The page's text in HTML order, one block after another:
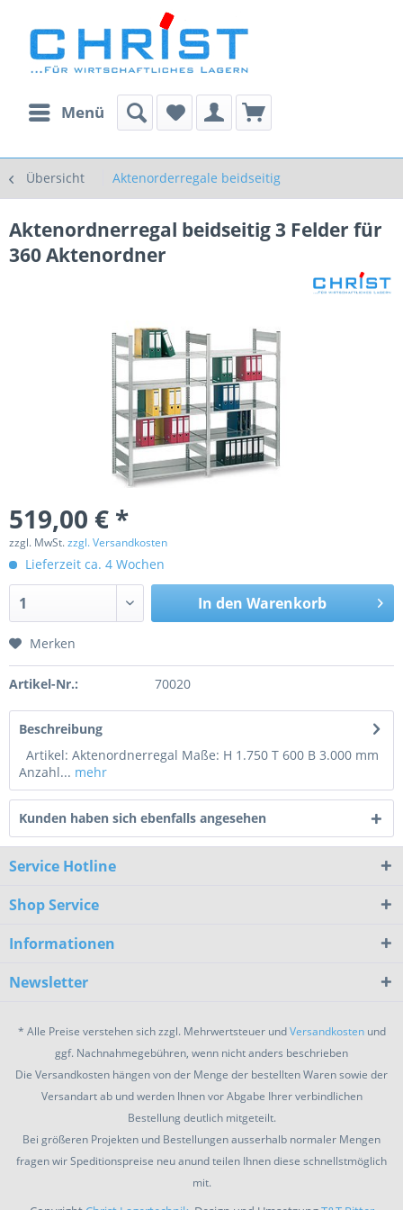
Menü
Übersicht Aktenorderregale beidseitig
Aktenordnerregal beidseitig 3 Felder für
360 Aktenordner
519,00 € *
zzgl. MwSt.zzgl. Versandkosten
Lieferzeit ca. 4 Wochen
In den Warenkorb
Merken
Artikel-Nr.: 70020
Beschreibung
Artikel: Aktenordnerregal Maße: H 1.750 T 600 B 3.000 mm
Anzahl... mehr
Kunden haben sich ebenfalls angesehen
Service Hotline
Shop Service
Informationen
Newsletter
* Alle Preise verstehen sich zzgl. Mehrwertsteuer undVersandkostenund
ggf. Nachnahmegebühren, wenn nicht anders beschrieben
Die Versandkosten hängen von der Menge der bestellten Waren sowie der
Versandart ab und werden Ihnen vor Abgabe Ihrer verbindlichen
Bestellung deutlich mitgeteilt.
Bei größeren Projekten und Bestellungen ausserhalb normaler Mengen
fragen wir Speditionspreise neu anund teilen Ihnen diese schnellstmöglich
mit.